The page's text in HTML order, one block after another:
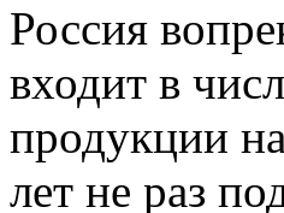
Россия
входит в
продукции
лет не раз